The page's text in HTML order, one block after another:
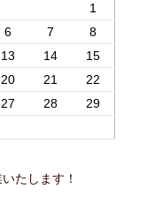
1
6 7
8
13 14
15
20 21
22
27 28
29
たします！